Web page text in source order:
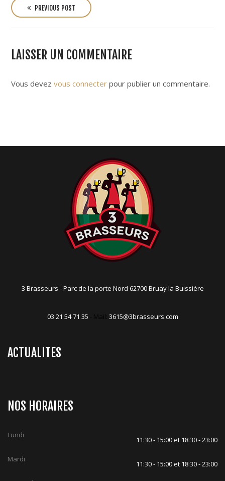
o
s
t
n
a
i
o
PREVIOUS POST
LAISSER UN COMMENTAIRE
Vous devez vous connecterpour publier un commentaire.
3 Brasseurs - Parc de la porte Nord 62700 Bruay la Buissière
03 21 54 71 35 - Mail: 3615@3brasseurs.com
ACTUALITES
NOS HORAIRES
Lundi
11:30 - 15:00 et 18:30 - 23:00
Mardi
11:30 - 15:00 et 18:30 - 23:00